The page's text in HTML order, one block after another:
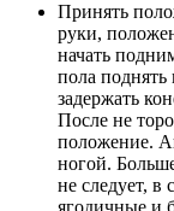
Принять
руки,
начать
пола поднять
задержать
После не
положение.
ногой.
не следует, в